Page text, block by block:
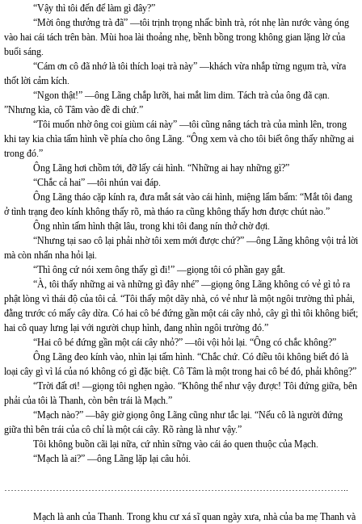
“Vậy thì tôi đến để làm gì đây?”
“Mời ông thưởng trà đã” —tôi trịnh trọng nhấc bình trà, rót nhẹ làn nước vàng óng
vào hai cái tách trên bàn. Mùi hoa lài thoảng nhẹ, bềnh bồng trong không gian lặng lờ của
buổi sáng.
“Cám ơn cô đã nhớ là tôi thích loại trà này” —khách vừa nhắp từng ngụm trà, vừa
thốt lời cảm kích.
“Ngon thật!” —ông Lãng chắp lưỡi, hai mắt lim dim. Tách trà của ông đã cạn.
”Nhưng kìa, cô Tâm vào đề đi chứ.”
“Tôi muốn nhờ ông coi giùm cái này” —tôi cũng nâng tách trà của mình lên, trong
khi tay kia chìa tấm hình về phía cho ông Lãng. “Ông xem và cho tôi biết ông thấy những ai
trong đó.”
Ông Lãng hơi chồm tới, đỡ lấy cái hình. “Những ai hay những gì?”
“Chắc cả hai” —tôi nhún vai đáp.
Ông Lãng tháo cặp kính ra, đưa mắt sát vào cái hình, miệng lẩm bẩm: “Mắt tôi đang
ở tình trạng đeo kính không thấy rõ, mà tháo ra cũng không thấy hơn được chút nào.”
Ông nhìn tấm hình thật lâu, trong khi tôi đang nín thở chờ đợi.
“Nhưng tại sao cô lại phải nhờ tôi xem mới được chứ?” —ông Lãng không vội trả lời
mà còn nhẩn nha hỏi lại.
“Thì ông cứ nói xem ông thấy gì đi!” —giọng tôi có phần gay gắt.
“À, tôi thấy những ai và những gì đây nhé” —giọng ông Lãng không có vẻ gì tỏ ra
phật lòng vì thái độ của tôi cả. “Tôi thấy một dãy nhà, có vẻ như là một ngôi trường thì phải,
đằng trước có mấy cây dừa. Có hai cô bé đứng gần một cái cây nhỏ, cây gì thì tôi không biết;
hai cô quay lưng lại với người chụp hình, đang nhìn ngôi trường đó.”
“Hai cô bé đứng gần một cái cây nhỏ?” —tôi vội hỏi lại. “Ông có chắc không?”
Ông Lãng đeo kính vào, nhìn lại tấm hình. “Chắc chứ. Có điều tôi không biết đó là
loại cây gì vì lá của nó không có gì đặc biệt. Cô Tâm là một trong hai cô bé đó, phải không?”
“Trời đất ơi! —giọng tôi nghẹn ngào. “Không thể như vậy được! Tôi đứng giữa, bên
phải của tôi là Thanh, còn bên trái là Mạch.”
“Mạch nào?” —bây giờ giọng ông Lãng cũng như tắc lại. “Nếu cô là người đứng
giữa thì bên trái của cô chỉ là một cái cây. Rõ ràng là như vậy.”
Tôi không buồn cãi lại nữa, cứ nhìn sững vào cái áo quen thuộc của Mạch.
“Mạch là ai?” —ông Lãng lặp lại câu hỏi.
……………………………………………………………………………………………..
Mạch là anh của Thanh. Trong khu cư xá sĩ quan ngày xưa, nhà của ba mẹ Thanh và